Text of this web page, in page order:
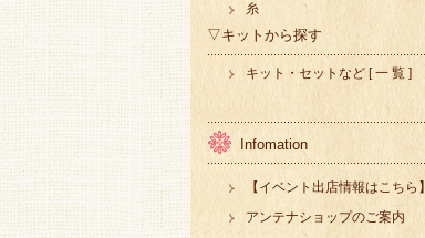
糸
▽キットから探す
キット・セットなど [ 一 覧 ]
Infomation
【イベント出店情報はこちら】
アンテナショップのご案内